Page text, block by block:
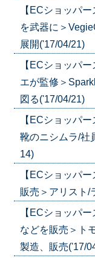
【ECショッパ
を武器に＞
展開('17/04/21)
【ECショッパ
エが監修＞
図る('17/04/21)
【ECショッパ
靴のニシムラ/社
14)
【ECショッパ
販売＞アリスト/
【ECショッパ
などを販売＞ト
製造、販売('17/